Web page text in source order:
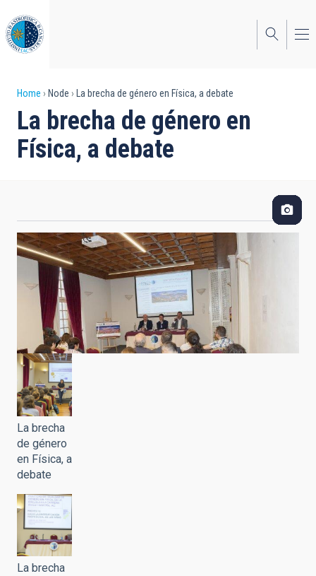
to
main
content
Breadcrumb
Home Node La brecha de género en Física, a debate
La brecha de género en
Física, a debate
La brecha
de género
en Física, a
debate
La brecha